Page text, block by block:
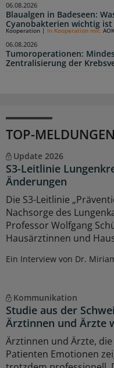
Blaualgen in Badeseen:
Cyanobakterien wichtig ist
06.08.2026
Tumoroperationen:
Zentralisierung der
Kooperation | In Kooperation mit:
06.08.2026
TOP-MELDUNGEN
Update 2026
S3-Leitlinie
Änderungen
Die S3-Leitlinie
Nachsorge des
Professor Wolfgang
Hausärztinnen und
Ein Interview von Dr.
Kommunikation
Studie aus der
Ärztinnen und Ärzte
Ärztinnen und Ärzte,
Patienten Emotionen